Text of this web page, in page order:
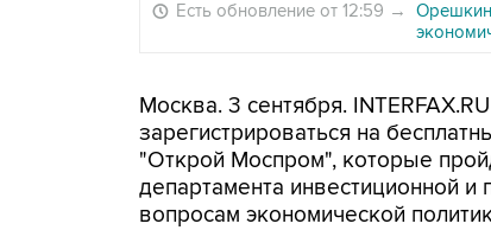
Есть обновление от 12:59 →
Москва. 3 сентября.
зарегистрироваться на
"Открой Моспром", которые
департамента инвестиционной
вопросам экономической